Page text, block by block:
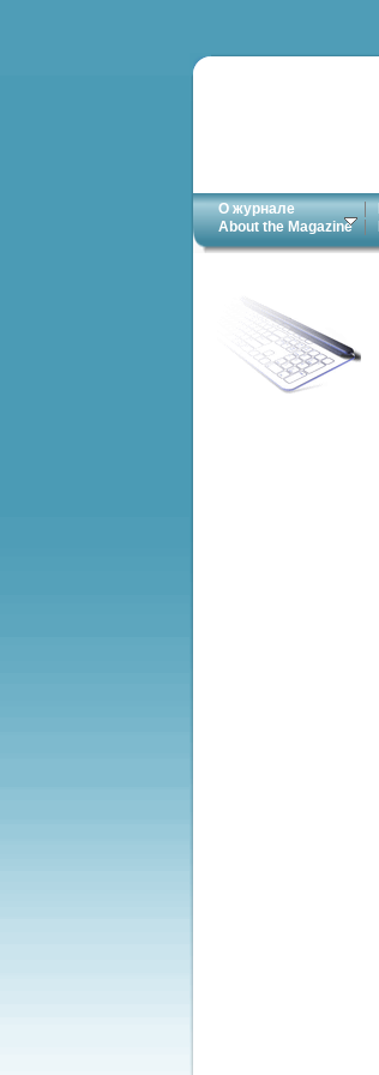
О журнале
About the Magazine